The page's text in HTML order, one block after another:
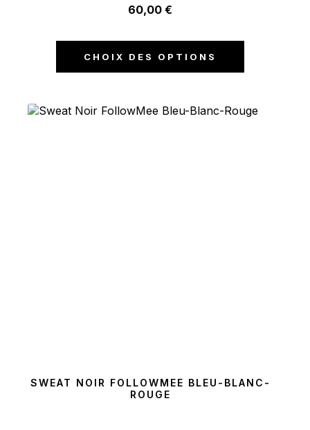
60,00€
CHOIX DES OPTIONS
SWEAT NOIR FOLLOWMEE BLEU-BLANC-
ROUGE